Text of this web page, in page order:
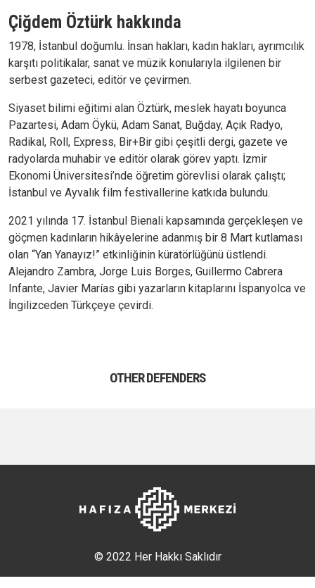
Çiğdem Öztürk hakkında
1978, İstanbul doğumlu. İnsan hakları, kadın hakları, ayrımcılık
karşıtı politikalar, sanat ve müzik konularıyla ilgilenen bir
serbest gazeteci, editör ve çevirmen.
Siyaset bilimi eğitimi alan Öztürk, meslek hayatı boyunca
Pazartesi, Adam Öykü, Adam Sanat, Buğday, Açık Radyo,
Radikal, Roll, Express, Bir+Bir gibi çeşitli dergi, gazete ve
radyolarda muhabir ve editör olarak görev yaptı. İzmir
Ekonomi Üniversitesi’nde öğretim görevlisi olarak çalıştı;
İstanbul ve Ayvalık film festivallerine katkıda bulundu.
2021 yılında 17. İstanbul Bienali kapsamında gerçekleşen ve
göçmen kadınların hikâyelerine adanmış bir 8 Mart kutlaması
olan “Yan Yanayız!” etkinliğinin küratörlüğünü üstlendi.
Alejandro Zambra, Jorge Luis Borges, Guillermo Cabrera
Infante, Javier Marías gibi yazarların kitaplarını İspanyolca ve
İngilizceden Türkçeye çevirdi.
OTHER DEFENDERS
© 2022 Her Hakkı Saklıdır